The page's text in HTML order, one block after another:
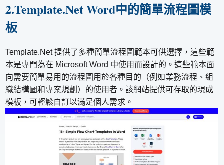
2.Template.Net Word中的簡單流程圖模
板
Template.Net 提供了多種簡單流程圖範本可供選擇，這些範
本是專門為在 Microsoft Word 中使用而設計的。這些範本面
向需要簡單易用的流程圖用於各種目的（例如業務流程、組
織結構圖和專案規劃）的使用者。該網站提供可存取的現成
模板，可輕鬆自訂以滿足個人需求。